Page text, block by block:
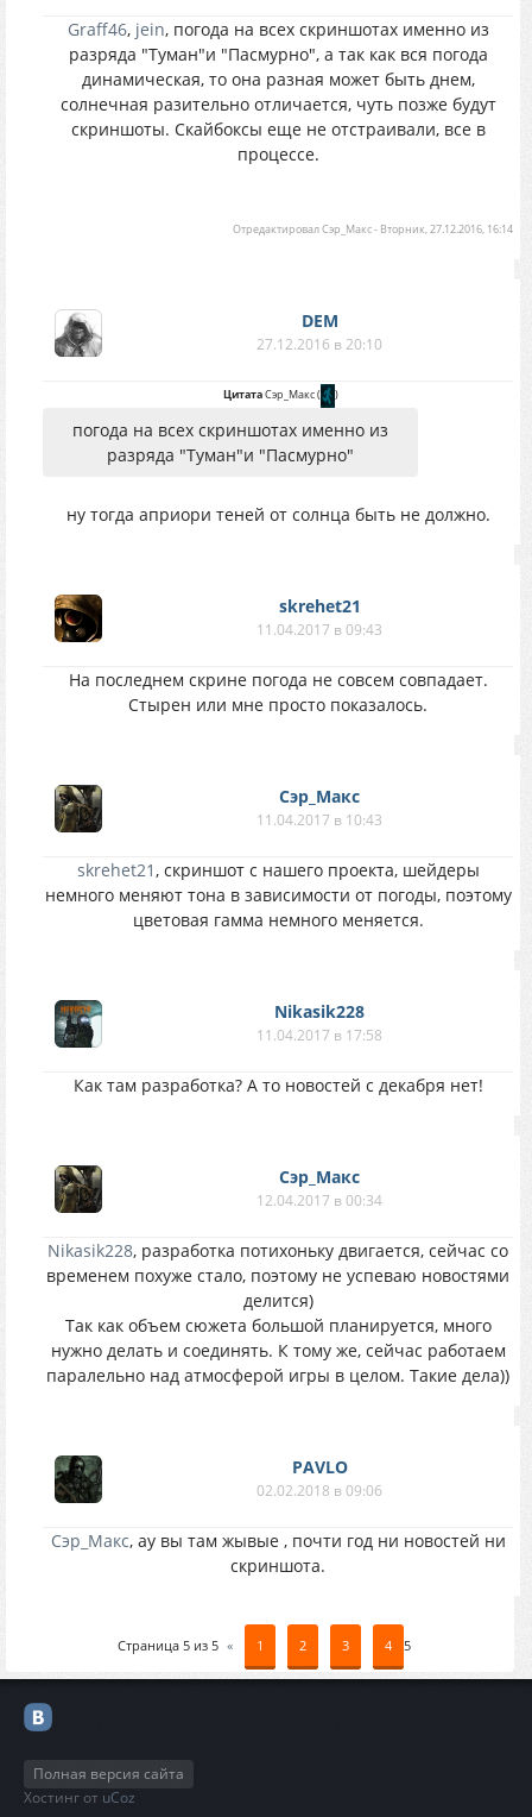
Graff46, jein, погода на всех скриншотах именно из
разряда "Туман"и "Пасмурно", а так как вся погода
динамическая, то она разная может быть днем,
солнечная разительно отличается, чуть позже будут
скриншоты. Скайбоксы еще не отстраивали, все в
процессе.
ОтредактировалСэр_Макс- Вторник, 27.12.2016, 16:14
DEM
27.12.2016 в 20:10
ЦитатаСэр_Макс( )
погода на всех скриншотах именно из
разряда "Туман"и "Пасмурно"
ну тогда априори теней от солнца быть не должно.
skrehet21
11.04.2017 в 09:43
На последнем скрине погода не совсем совпадает.
Стырен или мне просто показалось.
Сэр_Макс
11.04.2017 в 10:43
skrehet21, скриншот с нашего проекта, шейдеры
немного меняют тона в зависимости от погоды, поэтому
цветовая гамма немного меняется.
Nikasik228
11.04.2017 в 17:58
Как там разработка? А то новостей с декабря нет!
Сэр_Макс
12.04.2017 в 00:34
Nikasik228, разработка потихоньку двигается, сейчас со
временем похуже стало, поэтому не успеваю новостями
делится)
Так как объем сюжета большой планируется, много
нужно делать и соединять. К тому же, сейчас работаем
паралельно над атмосферой игры в целом. Такие дела))
PAVLO
02.02.2018 в 09:06
Сэр_Макс, ау вы там жывые , почти год ни новостей ни
скриншота.
Страница 5 из 5 « 1 2 3 4 5
Полная версия сайта
Хостинг от uCoz